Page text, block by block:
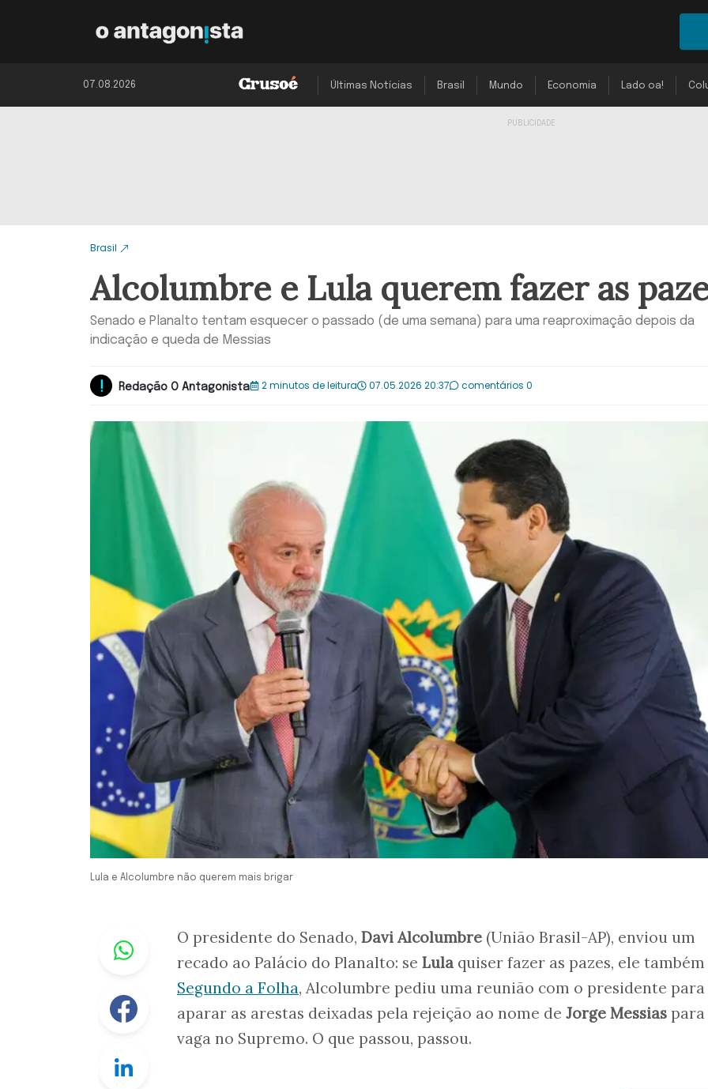
07.08.2026 Últimas Notícias Brasil Mundo Economia Lado oa!
Brasil
Alcolumbre e Lula querem fazer as
Senado e Planalto tentam esquecer o passado (de uma semana) para uma reaproximação depois da
indicação e queda de Messias
Redação O Antagonista 2 minutos de leitura 07.05.2026 20:37 comentários 0
Lula e Alcolumbre não querem mais brigar
Whastapp
Facebook
Linkedin
O presidente do Senado, Davi Alcolumbre (União Brasil-AP), enviou um
recado ao Palácio do Planalto: se Lula quiser fazer as pazes, ele
Segundo a Folha, Alcolumbre pediu uma reunião com o presidente para
aparar as arestas deixadas pela rejeição ao nome de Jorge Messias
vaga no Supremo. O que passou, passou.